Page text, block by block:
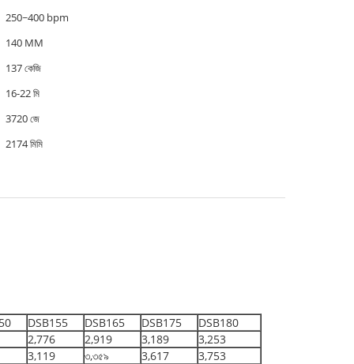
250~400 bpm
140 MM
137 কেজি
16-22 মি
3720 জে
2174 মিমি
DSB155 DSB165 DSB175
DSB180
2,776 2,919 3,189
3,253
3,119 ৩,৩৫৯ 3,617
3,753